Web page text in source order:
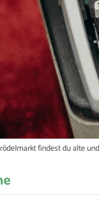
findest du alte